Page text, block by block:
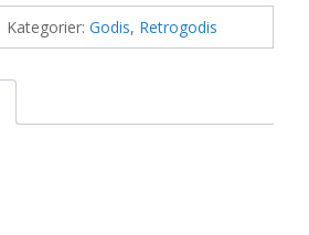
Kategorier: Godis, Retrogodis